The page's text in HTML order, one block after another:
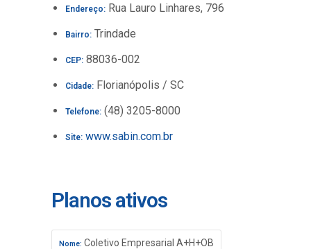
Endereço: Rua Lauro Linhares, 796
Bairro: Trindade
CEP: 88036-002
Cidade: Florianópolis / SC
Telefone: (48) 3205-8000
Site: www.sabin.com.br
Planos ativos
Nome: Coletivo Empresarial A+H+OB